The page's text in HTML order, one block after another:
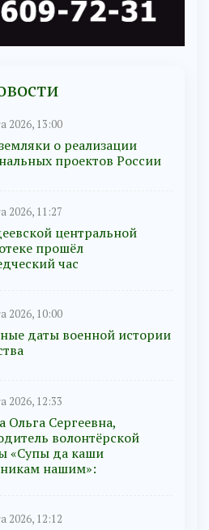
2026, 13:00
о реализации
проектов России
2026, 11:27
центральной
прошёл
час
2026, 10:00
даты военной истории
2026, 12:33
Ольга Сергеевна,
волонтёрской
«Супы да каши
нашим»:
2026, 12:12